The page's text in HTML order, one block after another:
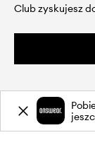
Club zyskujesz